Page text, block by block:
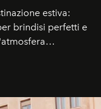
estiva:
brindisi perfetti e